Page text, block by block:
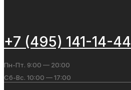
+7 (495) 141-14-44
Пн-Пт. 9:00 — 20:00
Сб-Вс. 10:00 — 17:00